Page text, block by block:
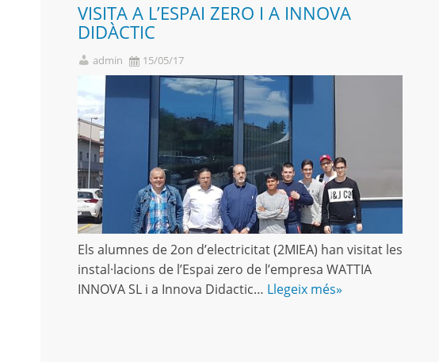
VISITA A L’ESPAI ZERO I A INNOVA
DIDÀCTIC
admin 15/05/17
Els alumnes de 2on d’electricitat (2MIEA) han visitat les
instal·lacions de l’Espai zero de l’empresa WATTIA
INNOVA SL i a Innova Didactic… Llegeix més»